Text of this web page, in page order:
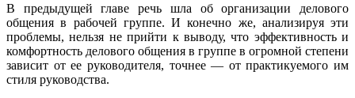
В предыдущей главе речь шла об организации делового
общения в рабочей группе. И конечно же, анализируя эти
проблемы, нельзя не прийти к выводу, что эффективность и
комфортность делового общения в группе в огромной степени
зависит от ее руководителя, точнее — от практикуемого им
стиля руководства.